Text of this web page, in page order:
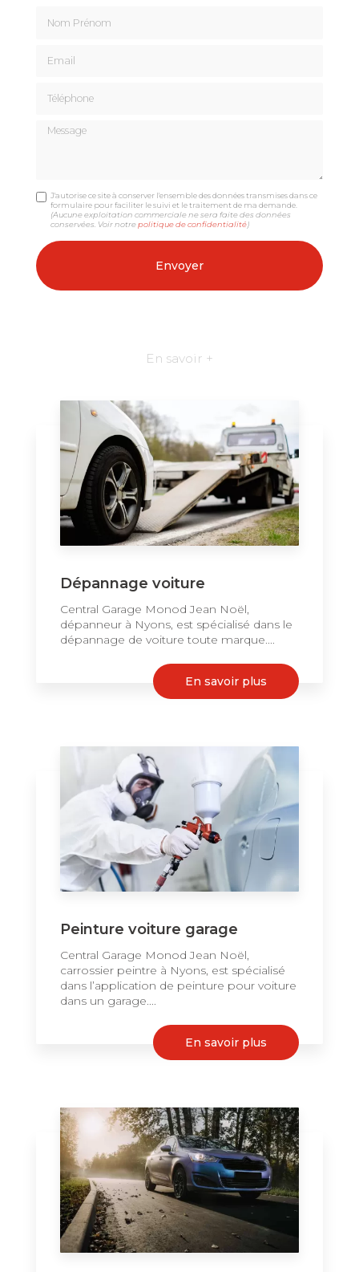
Message
J'autorise ce site à conserver l'ensemble des données transmises dans ce
formulaire pour faciliter le suivi et le traitement de ma demande.
(Aucune exploitation commerciale ne sera faite des données
conservées. Voir notrepolitique de confidentialité)
En savoir +
Dépannage voiture
Central Garage Monod Jean Noël,
dépanneur à Nyons, est spécialisé dans le
dépannage de voiture toute marque....
En savoir plus
Peinture voiture garage
Central Garage Monod Jean Noël,
carrossier peintre à Nyons, est spécialisé
dans l’application de peinture pour voiture
dans un garage....
En savoir plus